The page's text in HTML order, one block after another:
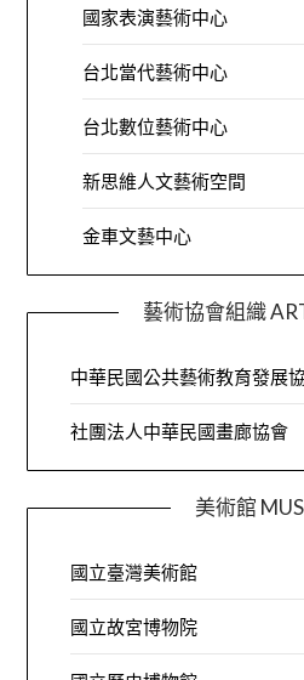
國家表演藝術中心
台北當代藝術中心
台北數位藝術中心
新思維人文藝術空間
金車文藝中心
藝術協會組織
中華民國公共藝術教育發展
社團法人中華民國畫廊協會
美術館
國立臺灣美術館
國立故宮博物院